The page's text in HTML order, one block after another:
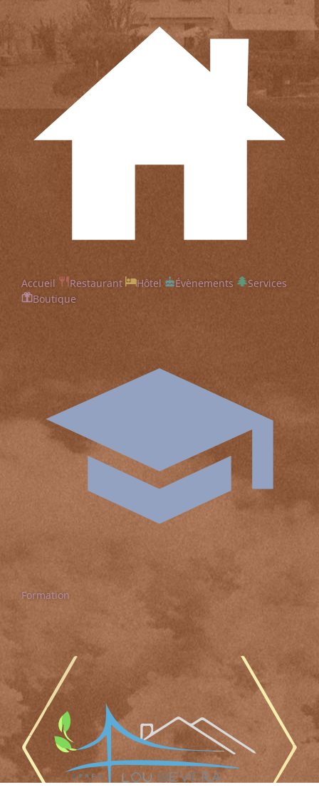
Accueil Restaurant Hôtel Évènements
Services
Boutique
Formation